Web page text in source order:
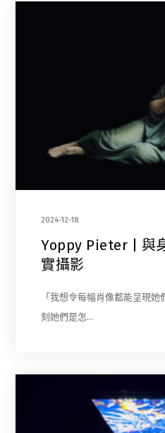
2024-12-18
Yoppy Pieter | 與
實攝影
「我想令每幅肖像都能呈現
刻她們是怎…